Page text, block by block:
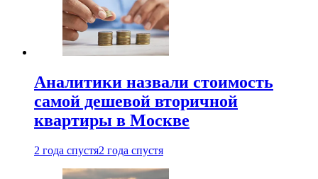
Аналитики назвали стоимость
самой дешевой вторичной
квартиры в Москве
2 года спустя2 года спустя